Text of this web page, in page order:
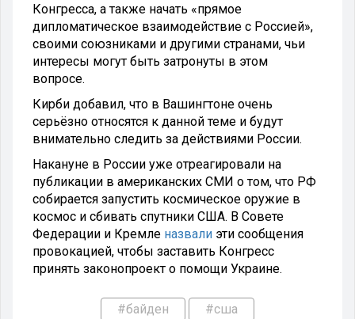
Конгресса, а также начать «прямое
дипломатическое взаимодействие с Россией»,
своими союзниками и другими странами, чьи
интересы могут быть затронуты в этом
вопросе.
Кирби добавил, что в Вашингтоне очень
серьёзно относятся к данной теме и будут
внимательно следить за действиями России.
Накануне в России уже отреагировали на
публикации в американских СМИ о том, что РФ
собирается запустить космическое оружие в
космос и сбивать спутники США. В Совете
Федерации и Кремле назвали эти сообщения
провокацией, чтобы заставить Конгресс
принять законопроект о помощи Украине.
#байден #сша